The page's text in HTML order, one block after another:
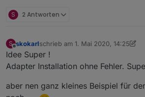
S 2 Antworten
S
Offline
skokarlschrieb am 1. Mai 2020, 14:25
zuletzt editiert von skokarl5. Jan.
Idee Super !
Adapter Installation ohne Fehler.
aber nen ganz kleines Beispiel für